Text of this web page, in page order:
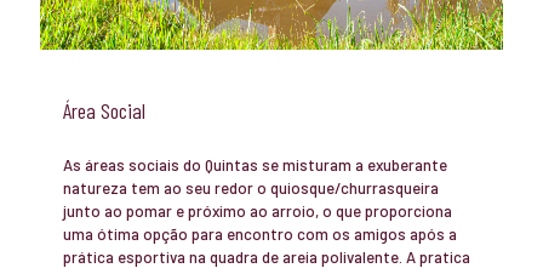
Área Social
As áreas sociais do Quintas se misturam a exuberante
natureza tem ao seu redor o quiosque/churrasqueira
junto ao pomar e próximo ao arroio, o que proporciona
uma ótima opção para encontro com os amigos após a
prática esportiva na quadra de areia polivalente. A pratica